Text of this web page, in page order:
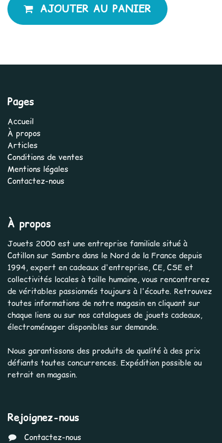
AJOUTER AU PANIER
Pages
Accueil
À propos
Articles
Conditions de ventes
Mentions légales
Contactez-nous
À propos
Jouets 2000 est une entreprise familiale situé à
Catillon sur Sambre dans le Nord de la France depuis
1994, expert en cadeaux d'entreprise, CE, CSE et
collectivités locales à taille humaine, vous rencontrerez
de véritables passionnés toujours à l'écoute. Retrouvez
toutes informations de notre magasin en cliquant sur
chaque liens ou sur nos catalogues de jouets cadeaux,
électroménager disponibles sur demande.
Nous garantissons des produits de qualité à des prix
défiants toutes concurrences. Expédition possible ou
retrait en magasin.
Rejoignez-nous
Contactez-nous